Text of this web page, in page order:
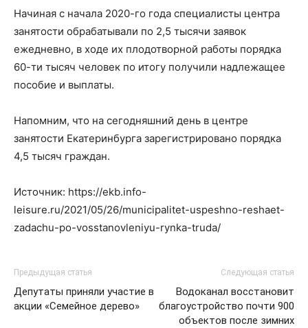
Начиная с начала 2020-го года специалисты центра
занятости обрабатывали по 2,5 тысячи заявок
ежедневно, в ходе их плодотворной работы порядка
60-ти тысяч человек по итогу получили надлежащее
пособие и выплаты.
Напомним, что на сегодняшний день в центре
занятости Екатеринбурга зарегистрировано порядка
4,5 тысяч граждан.
Источник: https://ekb.info-
leisure.ru/2021/05/26/municipalitet-uspeshno-reshaet-
zadachu-po-vosstanovleniyu-rynka-truda/
Предыдущая статья
Депутаты приняли участие в
акции «Семейное дерево»
Следующая статья
Водоканал восстановит
благоустройство почти 900
объектов после зимних